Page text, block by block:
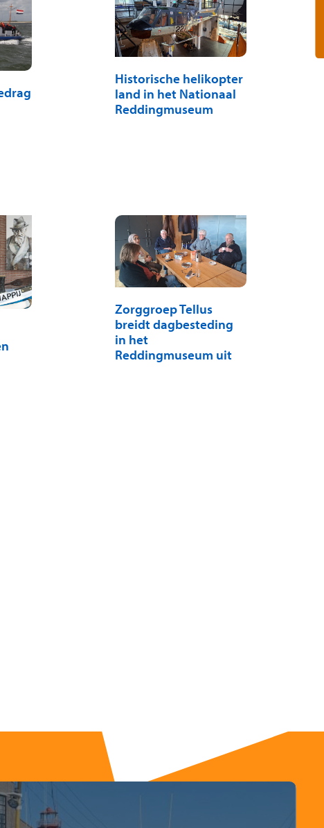
Historische helikopter
land in het Nationaal
Reddingmuseum
Zorggroep Tellus
breidt dagbesteding
in het
Reddingmuseum uit